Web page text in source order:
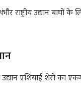
राष्ट्रीय उद्यान बाघों
उद्यान एशियाई शेरों का